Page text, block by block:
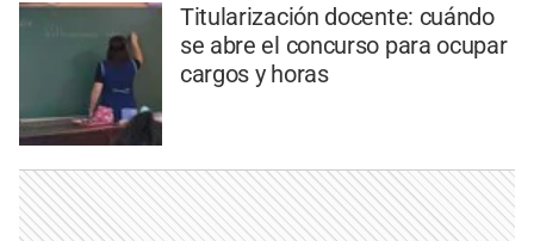
Titularización docente: cuándo
se abre el concurso para ocupar
cargos y horas